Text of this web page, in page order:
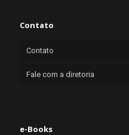
Contato
Contato
Fale com a diretoria
e-Books